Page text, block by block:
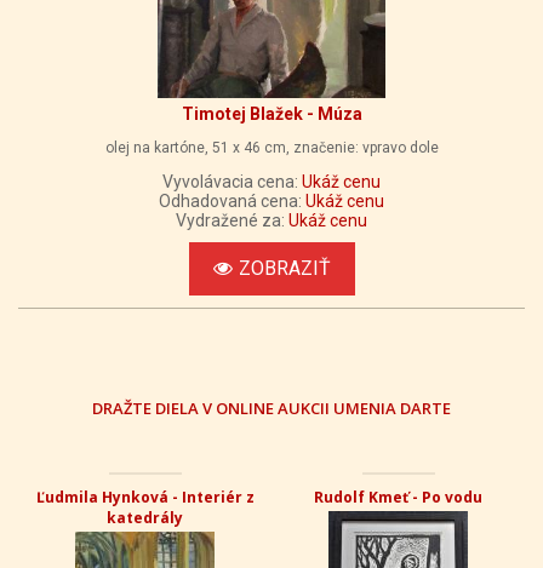
Timotej Blažek - Múza
olej na kartóne, 51 x 46 cm, značenie: vpravo dole
Vyvolávacia cena: Ukáž cenu
Odhadovaná cena: Ukáž cenu
Vydražené za: Ukáž cenu
ZOBRAZIŤ
DRAŽTE DIELA V ONLINE AUKCII UMENIA DARTE
Ľudmila Hynková - Interiér z
katedrály
Rudolf Kmeť - Po vodu